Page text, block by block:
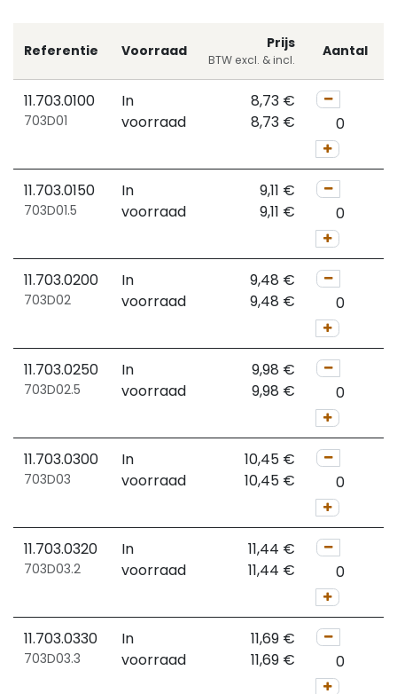
Referentie Voorraad Prijs
BTW excl. & incl.
Aantal
11.703.0100
703D01
In
voorraad
8,73 €
8,73 €
11.703.0150
703D01.5
In
voorraad
9,11 €
9,11 €
11.703.0200
703D02
In
voorraad
9,48 €
9,48 €
11.703.0250
703D02.5
In
voorraad
9,98 €
9,98 €
11.703.0300
703D03
In
voorraad
10,45 €
10,45 €
11.703.0320
703D03.2
In
voorraad
11,44 €
11,44 €
11.703.0330
703D03.3
In
voorraad
11,69 €
11,69 €